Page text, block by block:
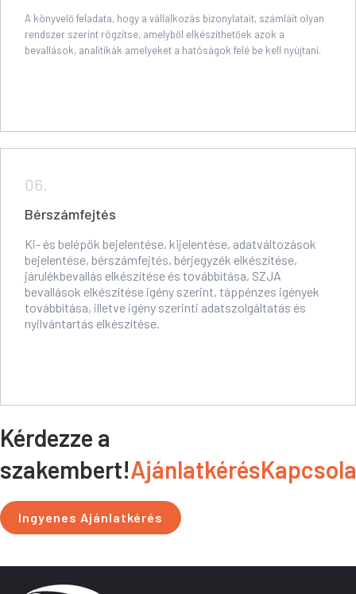
A könyvelő feladata, hogy a vállalkozás bizonylatait, számláit olyan
rendszer szerint rögzítse, amelyből elkészíthetőek azok a
bevallások, analitikák amelyeket a hatóságok felé be kell nyújtani.
06.
Bérszámfejtés
Ki- és belépők bejelentése, kijelentése, adatváltozások
bejelentése, bérszámfejtés, bérjegyzék elkészítése,
járulékbevallás elkészítése és továbbítása, SZJA
bevallások elkészítése igény szerint, táppénzes igények
továbbítása, illetve igény szerinti adatszolgáltatás és
nyilvántartás elkészítése.
Kérdezze a
szakembert!Ajánlatkérés
Ingyenes Ajánlatkérés